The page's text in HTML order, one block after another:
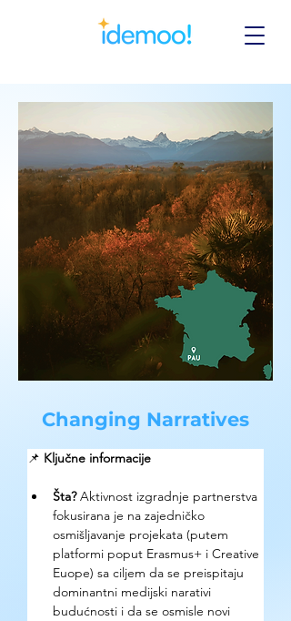
Changing Narratives
📌 Ključne informacije
Šta? Aktivnost izgradnje partnerstva
fokusirana je na zajedničko
osmišljavanje projekata (putem
platformi poput Erasmus+ i Creative
Euope) sa ciljem da se preispitaju
dominantni medijski narativi
budućnosti i da se osmisle novi